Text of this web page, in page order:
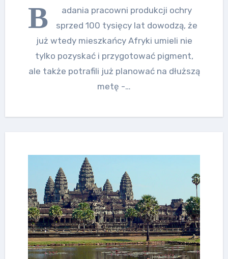
B
adania pracowni produkcji ochry
sprzed 100 tysięcy lat dowodzą, że
już wtedy mieszkańcy Afryki umieli nie
tylko pozyskać i przygotować pigment,
ale także potrafili już planować na dłuższą
metę -…